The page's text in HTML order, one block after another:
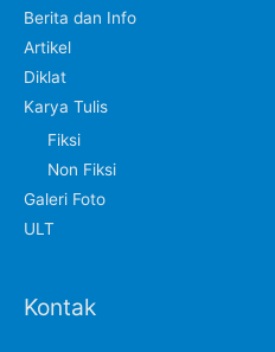
Berita dan Info
Artikel
Diklat
Karya Tulis
Fiksi
Non Fiksi
Galeri Foto
ULT
Kontak